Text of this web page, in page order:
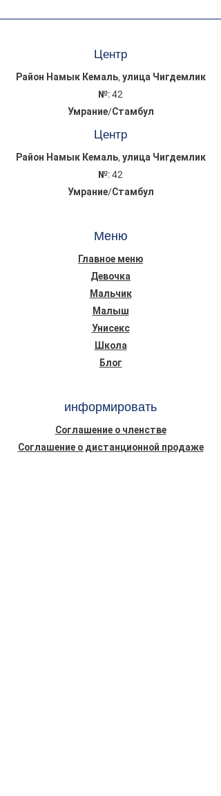
Центр
Район Намык Кемаль, улица Чигдемлик
№: 42
Умрание/Стамбул
Центр
Район Намык Кемаль, улица Чигдемлик
№: 42
Умрание/Стамбул
Меню
Главное меню
Девочка
Мальчик
Малыш
Унисекс
Школа
Блог
информировать
Соглашение о членстве
Соглашение о дистанционной продаже